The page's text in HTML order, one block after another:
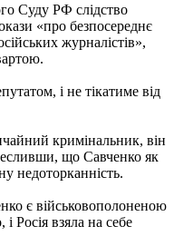
Суду РФ слідство
«про безпосереднє
журналістів»,
і не тікатиме від
кримінальник, він
що Савченко як
недоторканність.
є військовополоненою
Росія взяла на себе